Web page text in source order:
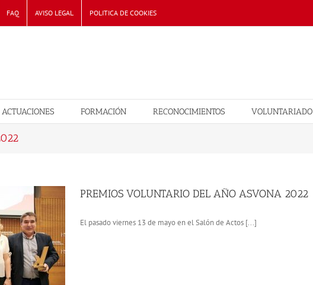
FAQ AVISO LEGAL POLITICA DE COOKIES
ACTUACIONES FORMACIÓN RECONOCIMIENTOS VOLUNTARIADO
PREMIOS VOLUNTARIO DEL AÑO ASVONA 2022
El pasado viernes 13 de mayo en el Salón de Actos [...]